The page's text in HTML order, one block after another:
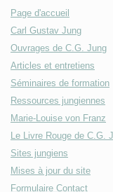
Page d'accueil
Carl Gustav Jung
Ouvrages de C.G. Jung
Articles et entretiens
Séminaires de formation
Ressources jungiennes
Marie-Louise von Franz
Le Livre Rouge de C.G.
Sites jungiens
Mises à jour du site
Formulaire Contact